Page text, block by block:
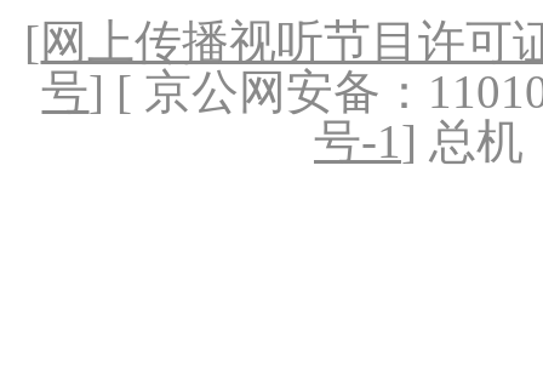
[网上传播视听节目许可
号] [ 京公网安备：
号-1] 总机